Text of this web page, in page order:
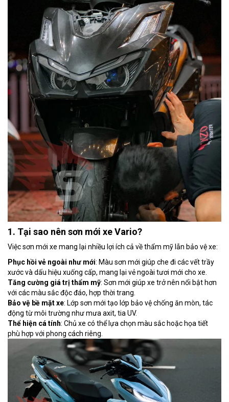
1. Tại sao nên sơn mới xe Vario?
Việc sơn mới xe mang lại nhiều lợi ích cả về thẩm mỹ lẫn bảo vệ xe:
Phục hồi vẻ ngoài như mới: Màu sơn mới giúp che đi các vết trầy
xước và dấu hiệu xuống cấp, mang lại vẻ ngoài tươi mới cho xe.
Tăng cường giá trị thẩm mỹ: Sơn mới giúp xe trở nên nổi bật hơn
với các màu sắc độc đáo, hợp thời trang.
Bảo vệ bề mặt xe: Lớp sơn mới tạo lớp bảo vệ chống ăn mòn, tác
động từ môi trường như mưa axit, tia UV.
Thể hiện cá tính: Chủ xe có thể lựa chọn màu sắc hoặc họa tiết
phù hợp với phong cách riêng.